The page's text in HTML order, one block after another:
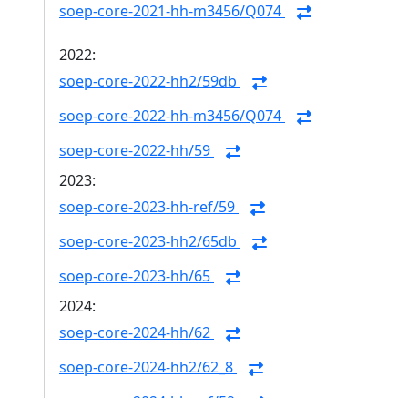
soep-core-2021-hh-m3456/Q074
2022:
soep-core-2022-hh2/59db
soep-core-2022-hh-m3456/Q074
soep-core-2022-hh/59
2023:
soep-core-2023-hh-ref/59
soep-core-2023-hh2/65db
soep-core-2023-hh/65
2024:
soep-core-2024-hh/62
soep-core-2024-hh2/62_8